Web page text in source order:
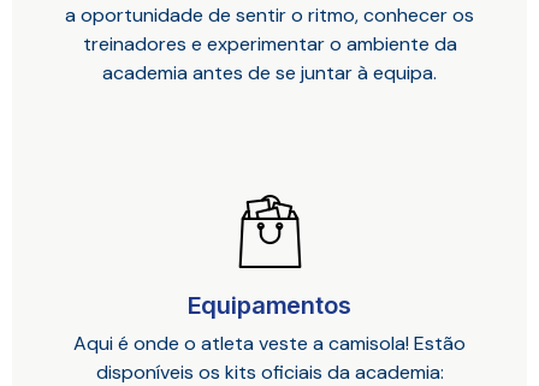
a oportunidade de sentir o ritmo, conhecer os
treinadores e experimentar o ambiente da
academia antes de se juntar à equipa.
Equipamentos
Aqui é onde o atleta veste a camisola! Estão
disponíveis os kits oficiais da academia: